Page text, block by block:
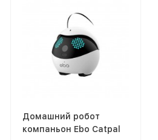
Домашний робот
компаньон Ebo Catpal